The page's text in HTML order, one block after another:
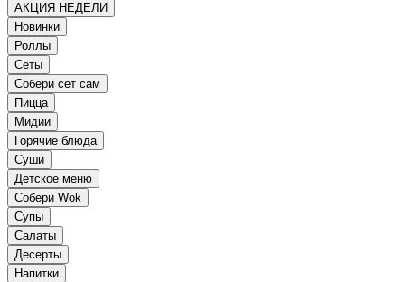
АКЦИЯ НЕДЕЛИ
Новинки
Роллы
Сеты
Собери сет сам
Пицца
Мидии
Горячие блюда
Суши
Детское меню
Собери Wok
Супы
Салаты
Десерты
Напитки